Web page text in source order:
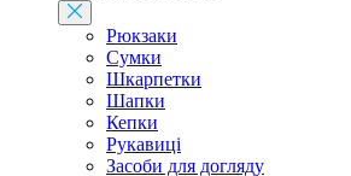
Рюкзаки
Сумки
Шкарпетки
Шапки
Кепки
Рукавиці
Засоби для догляду